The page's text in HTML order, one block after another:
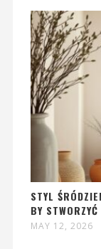
STYL
BY
MAY 12, 2026